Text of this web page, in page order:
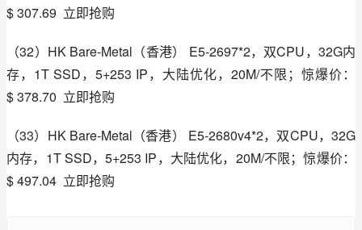
$ 307.69  立即抢购
（32）HK Bare-Metal（香港） E5-2697*2，双CPU，32G内
存，1T SSD，5+253 IP，大陆优化，20M/不限；惊爆价：
$ 378.70  立即抢购
（33）HK Bare-Metal（香港） E5-2680v4*2，双CPU，32G
内存，1T SSD，5+253 IP，大陆优化，20M/不限；惊爆价：
$ 497.04  立即抢购